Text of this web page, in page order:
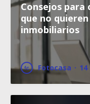
Consejos
que no
inmobiliarios
Fotocasa ·